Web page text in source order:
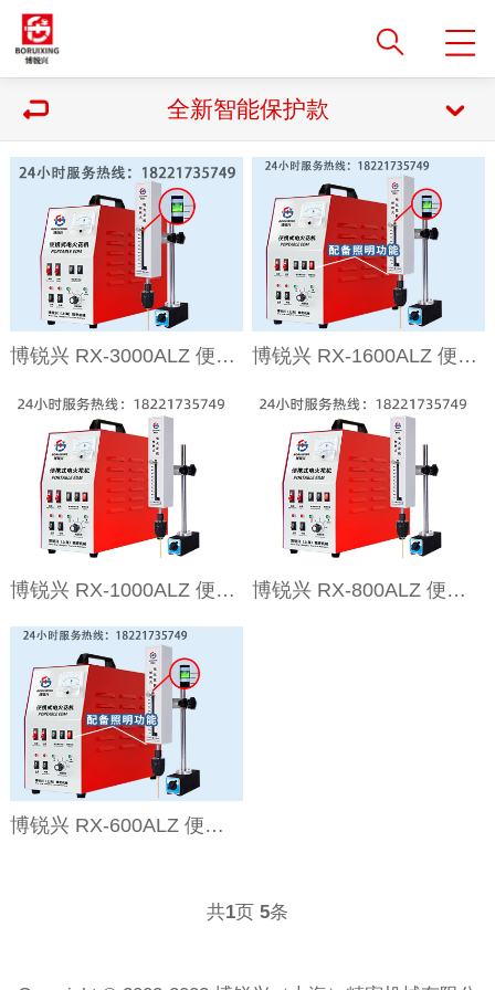
全新智能保护款
博锐兴 RX-3000ALZ 便携式电火花机取断丝锥机智能保护款 24小时服务热线：18221735749（小橘子） 博锐兴 RX-1600ALZ 便携式电火花机取断丝锥机智能保护款 24小时服务热线：18221735749（橘子）
博锐兴 RX-1000ALZ 便携式电火花机取断丝锥机智能保护款 24小时服务热线：18221735749（橘子） 博锐兴 RX-800ALZ 便携式电火花机取断丝锥机智能保护款 24小时服务热线：18221735749（橘子）
博锐兴 RX-600ALZ 便携式智能电火花机取断丝锥机 24小时服务热线：18221735749（橘子）
共1页 5条